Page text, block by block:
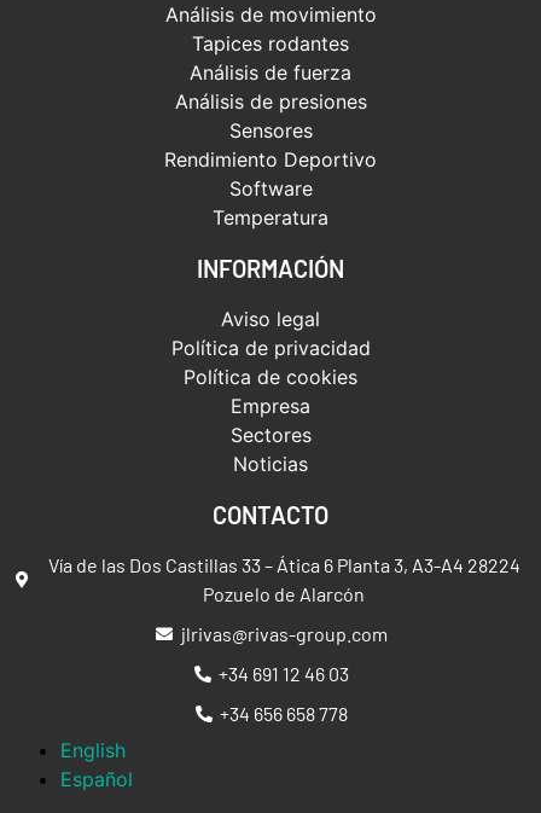
Análisis de movimiento
Tapices rodantes
Análisis de fuerza
Análisis de presiones
Sensores
Rendimiento Deportivo
Software
Temperatura
INFORMACIÓN
Aviso legal
Política de privacidad
Política de cookies
Empresa
Sectores
Noticias
CONTACTO
Vía de las Dos Castillas 33 – Ática 6 Planta 3, A3-A4 28224
Pozuelo de Alarcón
jlrivas@rivas-group.com
+34 691 12 46 03
+34 656 658 778
English
Español